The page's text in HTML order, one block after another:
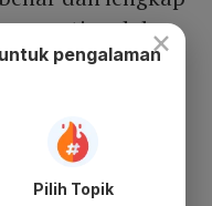
penting dalam
pelaporan
undang No
Dari Korupsi,
×
pengalaman
Pilih Topik